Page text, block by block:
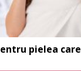
pielea